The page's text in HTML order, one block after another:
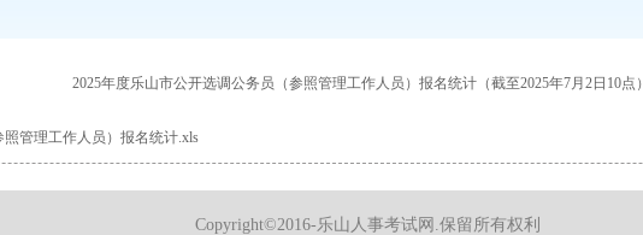
2025年度乐山市公开选调公务员（参照管理工作人员）报名统计（截至2025年7月2日10点）
管理工作人员）报名统计.xls
Copyright©2016-乐山人事考试网.保留所有权利